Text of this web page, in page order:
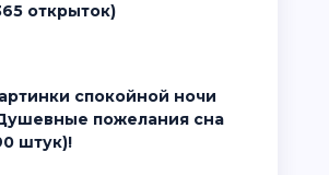
открыток)
пожелания сна
штук)!